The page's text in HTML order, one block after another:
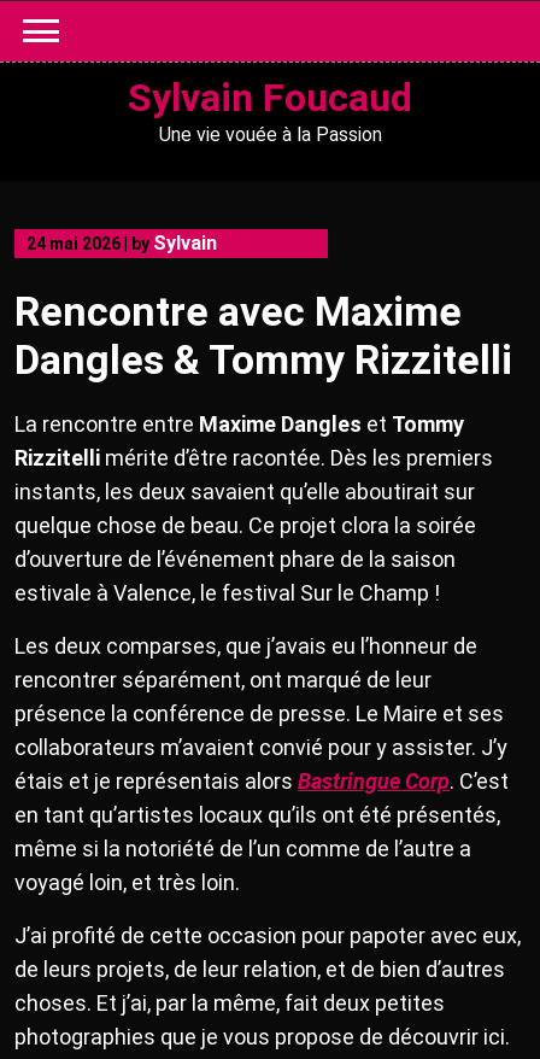
content
Sylvain Foucaud
Une vie vouée à la Passion
24 mai 2026 by Sylvain
Rencontre avec Maxime
Dangles & Tommy Rizzitelli
La rencontre entre Maxime Dangles et Tommy
Rizzitelli mérite d’être racontée. Dès les premiers
instants, les deux savaient qu’elle aboutirait sur
quelque chose de beau. Ce projet clora la soirée
d’ouverture de l’événement phare de la saison
estivale à Valence, le festival Sur le Champ !
Les deux comparses, que j’avais eu l’honneur de
rencontrer séparément, ont marqué de leur
présence la conférence de presse. Le Maire et ses
collaborateurs m’avaient convié pour y assister. J’y
étais et je représentais alors Bastringue Corp. C’est
en tant qu’artistes locaux qu’ils ont été présentés,
même si la notoriété de l’un comme de l’autre a
voyagé loin, et très loin.
J’ai profité de cette occasion pour papoter avec eux,
de leurs projets, de leur relation, et de bien d’autres
choses. Et j’ai, par la même, fait deux petites
photographies que je vous propose de découvrir ici.